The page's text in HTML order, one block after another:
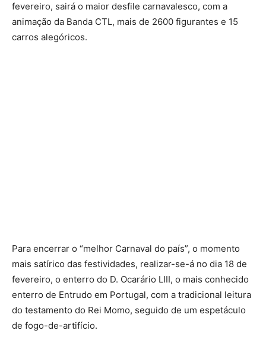
fevereiro, sairá o maior desfile carnavalesco, com a
animação da Banda CTL, mais de 2600 figurantes e 15
carros alegóricos.
Para encerrar o “melhor Carnaval do país”, o momento
mais satírico das festividades, realizar-se-á no dia 18 de
fevereiro, o enterro do D. Ocarário LIII, o mais conhecido
enterro de Entrudo em Portugal, com a tradicional leitura
do testamento do Rei Momo, seguido de um espetáculo
de fogo-de-artifício.